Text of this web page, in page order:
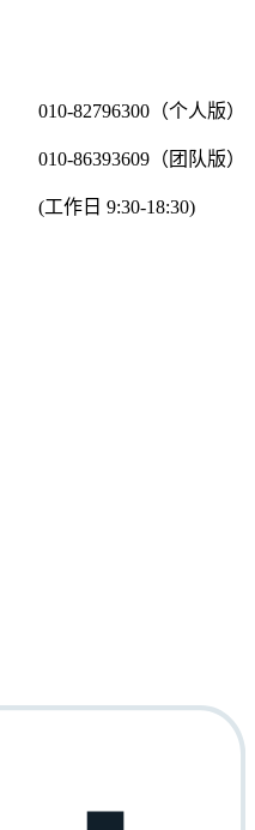
010-82796300（个人版）
010-86393609（团队版）
(工作日 9:30-18:30)